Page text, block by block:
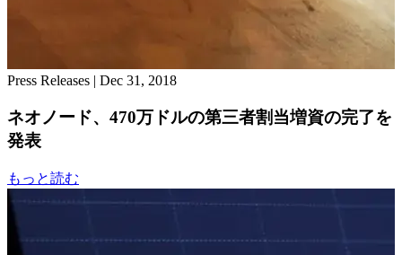
Press Releases | Dec 31, 2018
ネオノード、470万ドルの第三者割当増資の完了を
発表
もっと読む